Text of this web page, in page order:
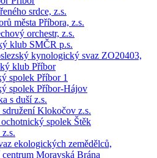
srdce, z.s.
města Příbora, z.s.
orchestr, z.s.
klub SMČR p.s.
kynologický svaz ZO20403,
klub Příbor
spolek Příbor 1
spolek Příbor-Hájov
s duší z.s.
sdružení Klokočov z.s.
spolek Štěk
ekologických zemědělců,
Moravská Brána